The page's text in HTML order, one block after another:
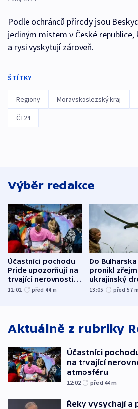
Podle ochránců přírody jsou
jediným místem v České republice,
a rysi vyskytují zároveň.
ŠTÍTKY
Regiony Moravskoslezský kraj
ČT24
Výběr redakce
Účastníci pochodu
Pride upozorňují na
trvající nerovnosti i
společenskou
12:02 před 44 m
Do Bulharska
pronikl
ukrajinský
explodoval
13:05 před 57 m
Aktuálně z rubriky
Účastníci
na trvající
atmosféru
12:02 před 44m
Řeky vysychají a